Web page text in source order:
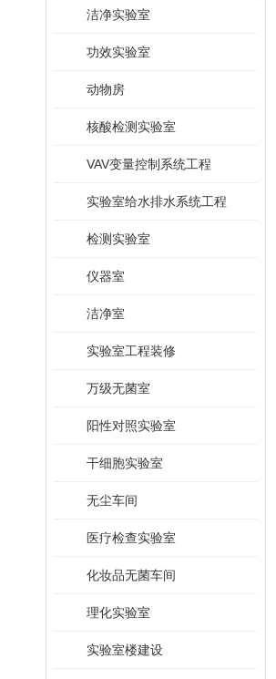
洁净实验室
功效实验室
动物房
核酸检测实验室
VAV变量控制系统工程
实验室给水排水系统工程
检测实验室
仪器室
洁净室
实验室工程装修
万级无菌室
阳性对照实验室
干细胞实验室
无尘车间
医疗检查实验室
化妆品无菌车间
理化实验室
实验室楼建设